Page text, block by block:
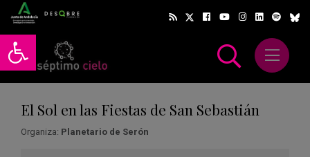
Abrir barra de herramientas
Abrir
El Sol en las Fiestas de San Sebastián
Organiza: Planetario de Serón